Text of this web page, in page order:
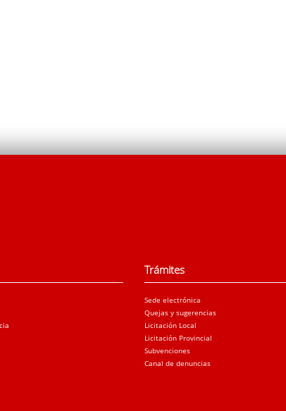
Trámites
Sede electrónica
Quejas y sugerencias
Licitación Local
Licitación Provincial
Subvenciones
Canal de denuncias